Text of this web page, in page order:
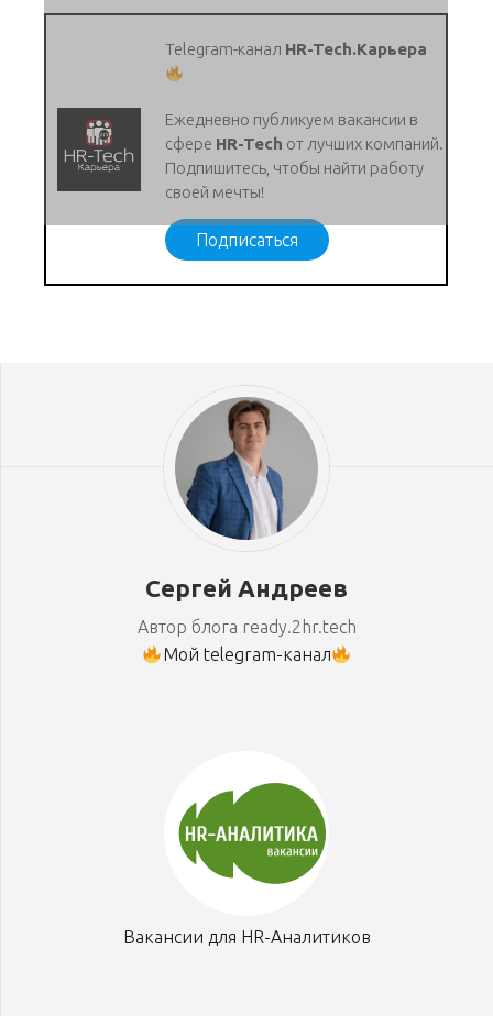
Telegram-канал HR-Tech.Карьера
Ежедневно публикуем вакансии в
сфере HR-Tech от лучших компаний.
Подпишитесь, чтобы найти работу
своей мечты!
Подписаться
Сергей Андреев
Автор блога ready.2hr.tech
Мой telegram-канал
Вакансии для HR-Аналитиков